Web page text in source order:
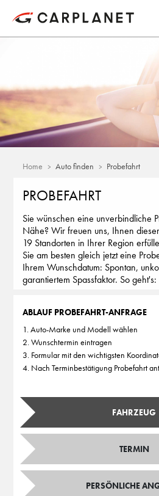
Home Auto finden Probefahrt
PROBEFAHRT
Sie wünschen eine unverbindliche
Nähe? Wir freuen uns, Ihnen
19 Standorten in Ihrer Region
Sie am besten gleich jetzt eine
Ihrem Wunschdatum: Spontan,
garantiertem Spassfaktor. So geht's:
ABLAUF PROBEFAHRT-ANFRAGE
1. Auto-Marke und Modell wählen
2. Wunschtermin eintragen
3. Formular mit den wichtigsten
4. Nach Terminbestätigung Probefahrt
FAHRZEUG
TERMIN
PERSÖNLICHE